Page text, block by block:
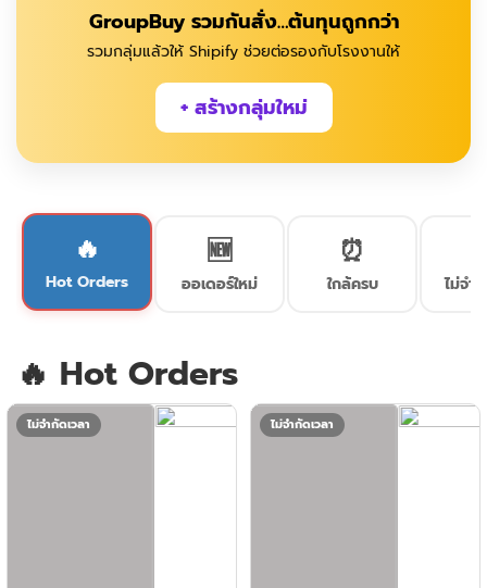
GroupBuy รวมกันสั่ง…ต้นทุนถูกกว่า
รวมกลุ่มแล้วให้ Shipify ช่วยต่อรองกับโรงงานให้
+ สร้างกลุ่มใหม่
🔥
Hot Orders
🆕
ออเดอร์ใหม่
⏰
ใกล้ครบ ไม่จำ
🔥 Hot Orders
ไม่จำกัดเวลา ไม่จำกัดเวลา